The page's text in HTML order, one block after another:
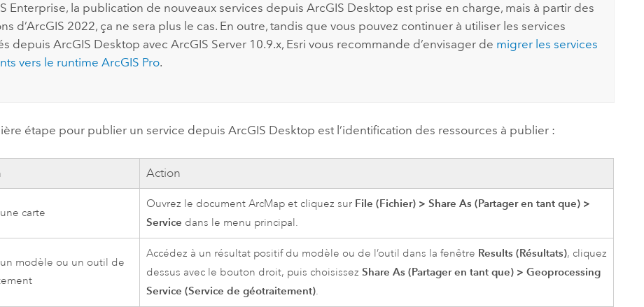
Enterprise, la publication de nouveaux services depuis ArcGIS Desktop est prise en charge, mais à partir des
d’ArcGIS 2022, ça ne sera plus le cas. En outre, tandis que vous pouvez continuer à utiliser les services
depuis ArcGIS Desktop avec ArcGIS Server10.9.x, Esri vous recommande d’envisager de migrer les services
vers le runtime ArcGIS Pro.
étape pour publier un service depuisArcGIS Desktop est l’identification des ressources à publier :
Action
carte
Ouvrez le documentArcMap et cliquez sur File (Fichier) > Share As (Partager en tant que) >
Service dans le menu principal.
modèle ou un outil de
Accédez à un résultat positif du modèle ou de l’outil dans la fenêtre Results (Résultats), cliquez
dessus avec le bouton droit, puis choisissezShare As (Partager en tant que) > Geoprocessing
Service (Service de géotraitement).